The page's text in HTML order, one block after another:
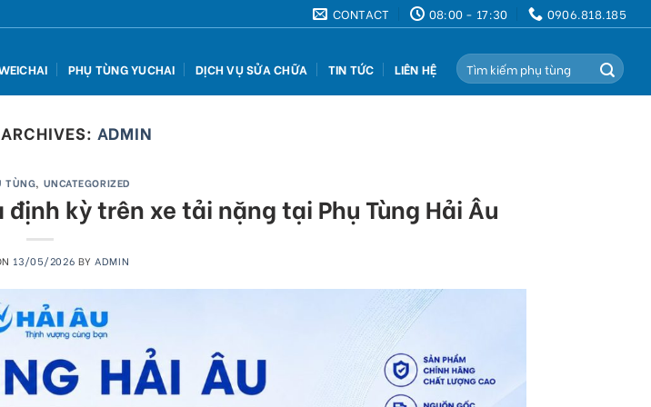
CONTACT 08:00 - 17:30 0906.818.185
PHỤ TÙNG YUCHAI DỊCH VỤ SỬA CHỮA TIN TỨC LIÊN HỆ
Search
for:
ADMIN
TÙNG, UNCATEGORIZED
kỳ trên xe tải nặng tại Phụ Tùng Hải Âu
13/05/2026 BY ADMIN